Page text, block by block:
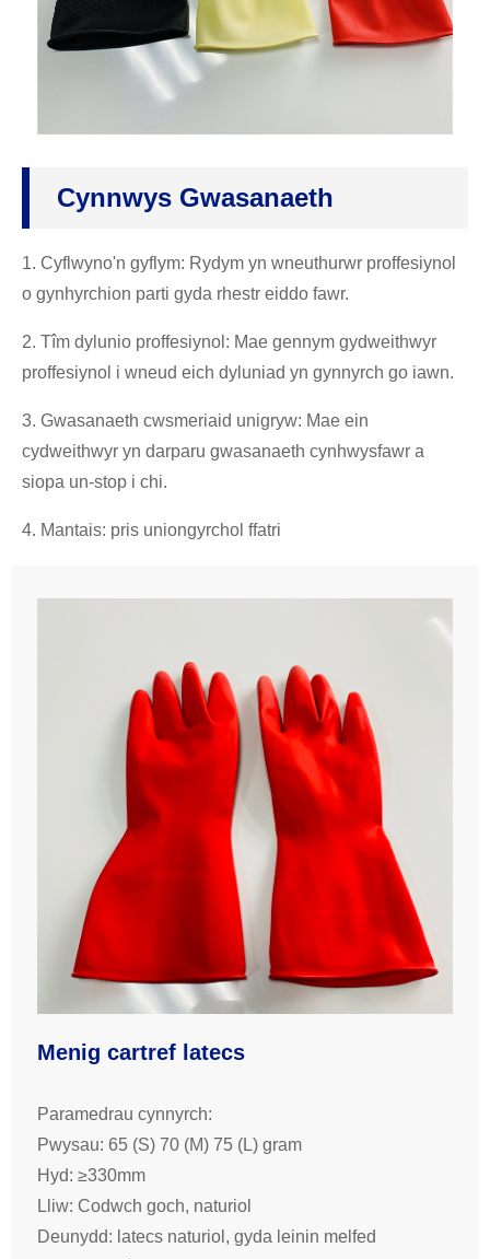
Cynnwys Gwasanaeth
1. Cyflwyno'n gyflym: Rydym yn wneuthurwr proffesiynol
o gynhyrchion parti gyda rhestr eiddo fawr.
2. Tîm dylunio proffesiynol: Mae gennym gydweithwyr
proffesiynol i wneud eich dyluniad yn gynnyrch go iawn.
3. Gwasanaeth cwsmeriaid unigryw: Mae ein
cydweithwyr yn darparu gwasanaeth cynhwysfawr a
siopa un-stop i chi.
4. Mantais: pris uniongyrchol ffatri
Menig cartref latecs
Paramedrau cynnyrch:
Pwysau: 65 (S) 70 (M) 75 (L) gram
Hyd: ≥330mm
Lliw: Codwch goch, naturiol
Deunydd: latecs naturiol, gyda leinin melfed